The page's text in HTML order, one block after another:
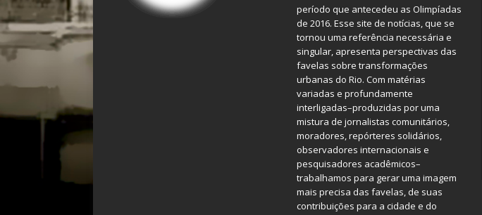
período que antecedeu as Olimpíadas
de 2016. Esse site de notícias, que se
tornou uma referência necessária e
singular, apresenta perspectivas das
favelas sobre transformações
urbanas do Rio. Com matérias
variadas e profundamente
interligadas–produzidas por uma
mistura de jornalistas comunitários,
moradores, repórteres solidários,
observadores internacionais e
pesquisadores acadêmicos–
trabalhamos para gerar uma imagem
mais precisa das favelas, de suas
contribuições para a cidade e do